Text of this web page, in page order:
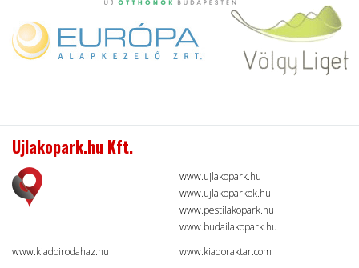
Ujlakopark.hu Kft.
www.ujlakopark.hu
www.ujlakoparkok.hu
www.pestilakopark.hu
www.budailakopark.hu
www.kiadoirodahaz.hu
www.kiadoraktar.com